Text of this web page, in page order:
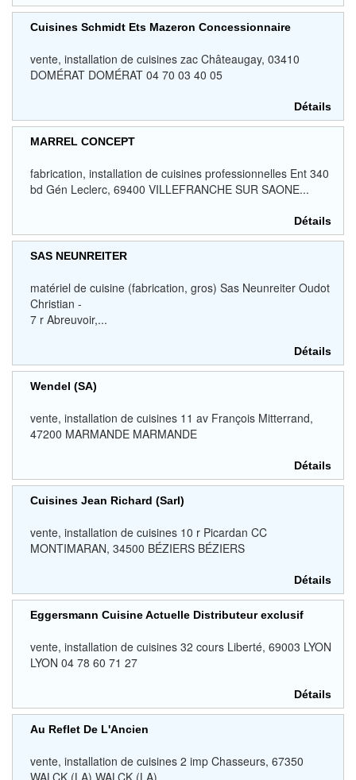
Cuisines Schmidt Ets Mazeron Concessionnaire
vente, installation de cuisines zac Châteaugay, 03410
DOMÉRAT DOMÉRAT 04 70 03 40 05
Détails
MARREL CONCEPT
fabrication, installation de cuisines professionnelles Ent 340
bd Gén Leclerc, 69400 VILLEFRANCHE SUR SAONE...
Détails
SAS NEUNREITER
matériel de cuisine (fabrication, gros) Sas Neunreiter Oudot
Christian -
7 r Abreuvoir,...
Détails
Wendel (SA)
vente, installation de cuisines 11 av François Mitterrand,
47200 MARMANDE MARMANDE
Détails
Cuisines Jean Richard (Sarl)
vente, installation de cuisines 10 r Picardan CC
MONTIMARAN, 34500 BÉZIERS BÉZIERS
Détails
Eggersmann Cuisine Actuelle Distributeur exclusif
vente, installation de cuisines 32 cours Liberté, 69003 LYON
LYON 04 78 60 71 27
Détails
Au Reflet De L'Ancien
vente, installation de cuisines 2 imp Chasseurs, 67350
WALCK (LA) WALCK (LA)